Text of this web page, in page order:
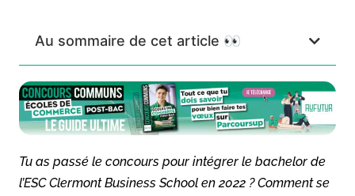
Au sommaire de cet article 👀
Tu as passé le concours pour intégrer le bachelor de
l’ESC Clermont Business School en 2022 ? Comment se